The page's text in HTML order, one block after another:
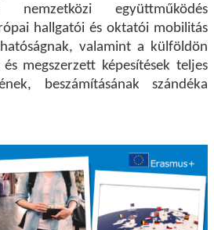
nemzetközi együttműködés
hallgatói és oktatói mobilitás
valamint a külföldön
megszerzett képesítések teljes
beszámításának szándéka